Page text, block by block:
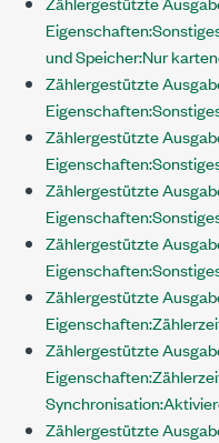
und Speicher:Nur
Zählergestützte
Zählergestützte
Zählergestützte
Zählergestützte
Zählergestützte
Zählergestützte
Zählergestützte